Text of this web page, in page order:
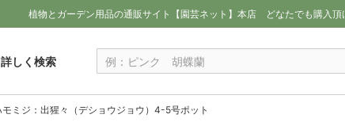
植物とガーデン用品の通販サイト【園芸ネット】本店 どなたでも購入頂
詳しく検索
ミジ：出猩々（デショウジョウ）4-5号ポット